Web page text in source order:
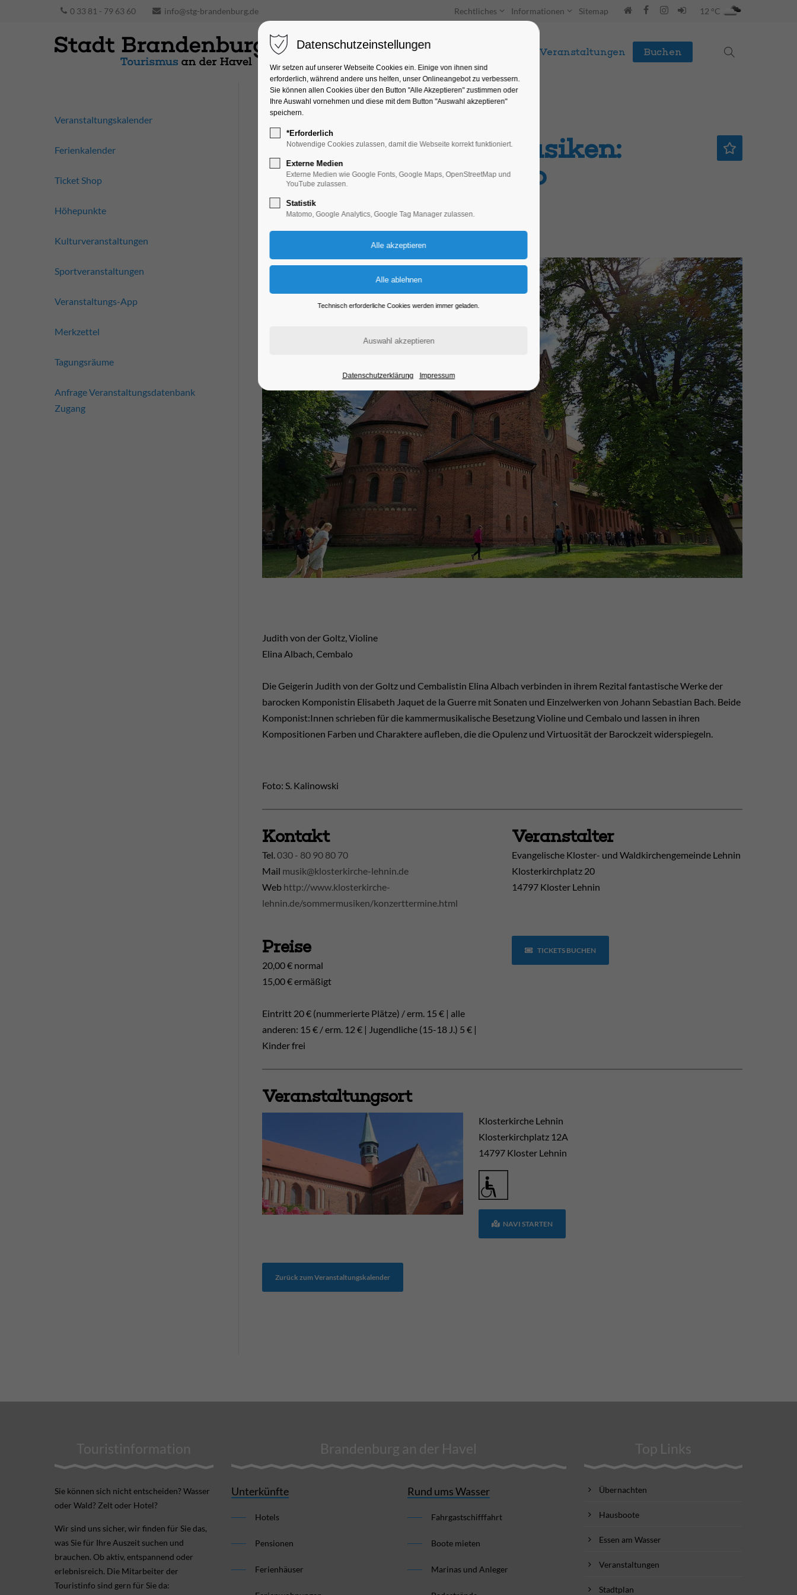
0 33 81 - 79 63 60 info@stg-brandenburg.de Rechtliches Informationen Sitemap 12 °C
Unterkünfte Entdecken & Erleben Veranstaltungen Buchen
Lehniner Sommermusiken:
Violine und Cembalo
Konzert, Musik
21.06.2025, 18:00
Judith von der Goltz, Violine
Elina Albach, Cembalo
Die Geigerin Judith von der Goltz und Cembalistin Elina Albach verbinden in ihrem Rezital fantastische Werke der
barocken Komponistin Elisabeth Jaquet de la Guerre mit Sonaten und Einzelwerken von Johann Sebastian Bach. Beide
Komponist:Innen schrieben für die kammermusikalische Besetzung Violine und Cembalo und lassen in ihren
Kompositionen Farben und Charaktere aufleben, die die Opulenz und Virtuosität der Barockzeit widerspiegeln.
Foto: S. Kalinowski
Kontakt
Tel. 030 - 80 90 80 70
Mail musik@klosterkirche-lehnin.de
Web http://www.klosterkirche-
lehnin.de/sommermusiken/konzerttermine.html
Veranstalter
Evangelische Kloster- und Waldkirchengemeinde Lehnin
Klosterkirchplatz 20
14797 Kloster Lehnin
Preise
20,00 € normal
15,00 € ermäßigt
Eintritt 20 € (nummerierte Plätze) / erm. 15 € | alle
anderen: 15 € / erm. 12 € | Jugendliche (15-18 J.) 5 € |
Kinder frei
TICKETS BUCHEN
Veranstaltungsort
Klosterkirche Lehnin
Klosterkirchplatz 12A
14797 Kloster Lehnin
NAVI STARTEN
Zurück zum Veranstaltungskalender
Veranstaltungskalender
Ferienkalender
Ticket Shop
Höhepunkte
Kulturveranstaltungen
Sportveranstaltungen
Veranstaltungs-App
Merkzettel
Tagungsräume
Anfrage Veranstaltungsdatenbank
Zugang
Touristinformation
Sie können sich nicht ent­scheiden? Wasser
oder Wald? Zelt oder Hotel?
Wir sind uns sicher, wir finden für Sie das,
was Sie für Ihre Aus­zeit suchen und
brauchen. Ob aktiv, ent­spannend oder
erlebnis­reich. Die Mitarbeiter der
Touristinfo sind gern für Sie da:
Brandenburg an der Havel
Unterkünfte
Hotels
Pensionen
Ferienhäuser
Rund ums Wasser
Fahrgastschifffahrt
Boote mieten
Marinas und Anleger
Top Links
Übernachten
Hausboote
Essen am Wasser
Veranstaltungen
Stadtplan
Datenschutzeinstellungen
Wir setzen auf unserer Webseite Cookies ein. Einige von ihnen sind
erforderlich, während andere uns helfen, unser Onlineangebot zu verbessern.
Sie können allen Cookies über den Button "Alle Akzeptieren" zustimmen oder
Ihre Auswahl vornehmen und diese mit dem Button "Auswahl akzeptieren"
speichern.
*Erforderlich
Notwendige Cookies zulassen, damit die Webseite korrekt funktioniert.
Externe Medien
Externe Medien wie Google Fonts, Google Maps, OpenStreetMap und
YouTube zulassen.
Statistik
Matomo, Google Analytics, Google Tag Manager zulassen.
Technisch erforderliche Cookies werden immer geladen.
Datenschutzerklärung Impressum